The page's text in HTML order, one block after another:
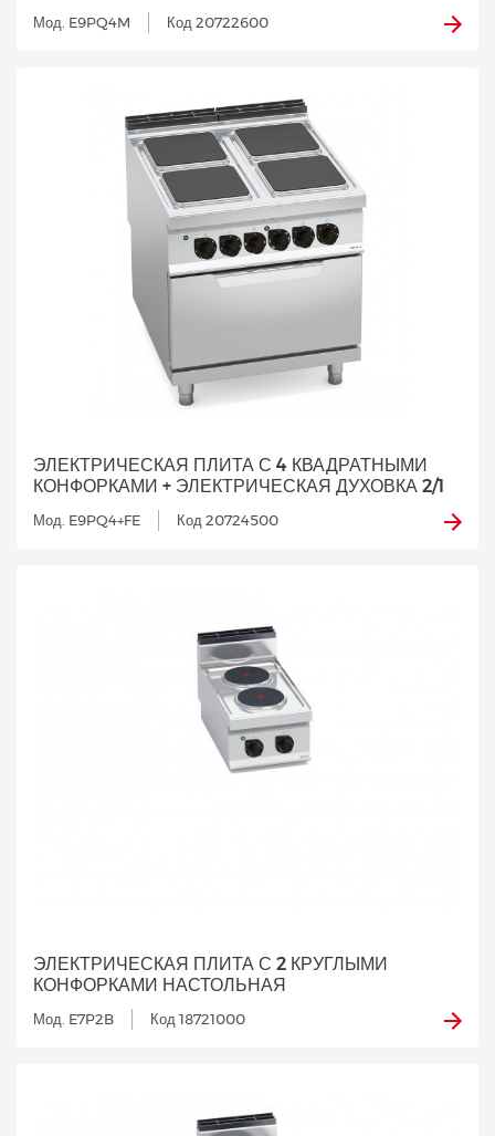
Мод. E9PQ4M Код 20722600
ЭЛЕКТРИЧЕСКАЯ ПЛИТА С 4 КВАДРАТНЫМИ
КОНФОРКАМИ + ЭЛЕКТРИЧЕСКАЯ ДУХОВКА 2/1
Мод. E9PQ4+FE Код 20724500
ЭЛЕКТРИЧЕСКАЯ ПЛИТА С 2 КРУГЛЫМИ
КОНФОРКАМИ НАСТОЛЬНАЯ
Мод. E7P2B Код 18721000